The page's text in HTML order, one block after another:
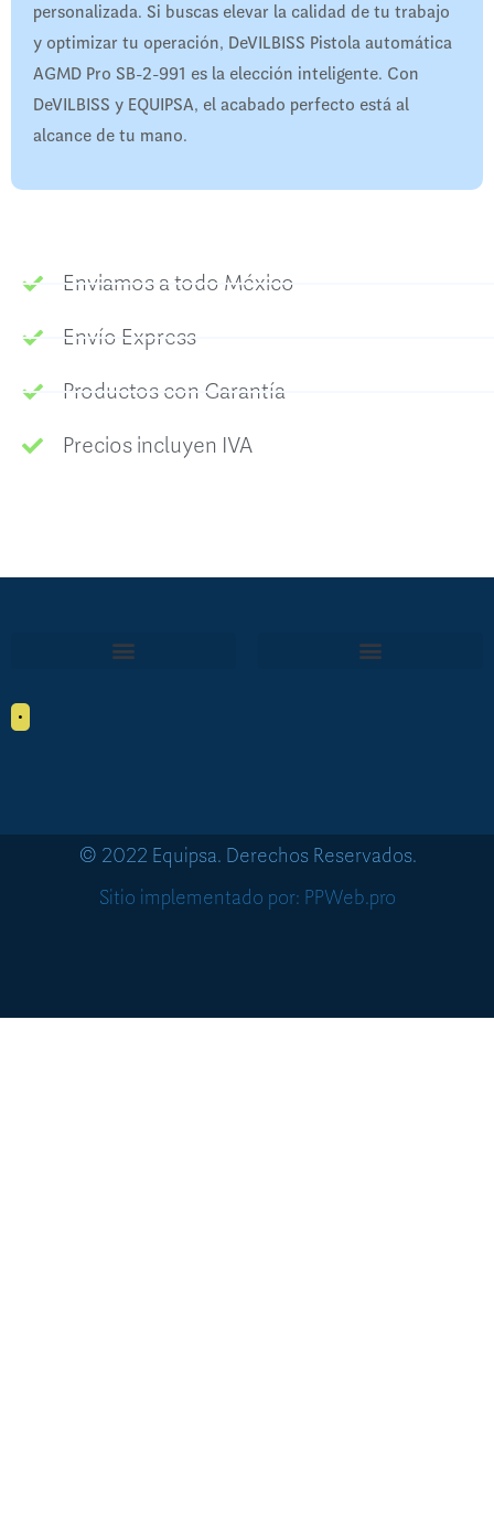
personalizada. Si buscas elevar la calidad de tu trabajo
y optimizar tu operación, DeVILBISS Pistola automática
AGMD Pro SB-2-991 es la elección inteligente. Con
DeVILBISS y EQUIPSA, el acabado perfecto está al
alcance de tu mano.
Enviamos a todo México
Envío Express
Productos con Garantía
Precios incluyen IVA
•
© 2022 Equipsa. Derechos Reservados.
Sitio implementado por: PPWeb.pro